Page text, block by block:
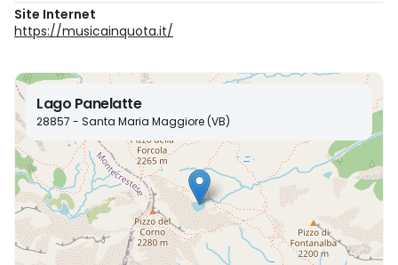
Site Internet
https://musicainquota.it/
Lago Panelatte
28857 - Santa Maria Maggiore (VB)